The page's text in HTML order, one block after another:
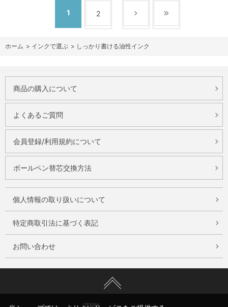
1 2
ホーム > インクで選ぶ > しっかり書ける油性インク
商品の購入について
よくあるご質問
会員登録/利用規約について
ボールペン替芯交換方法
個人情報の取り扱いについて
特定商取引法に基づく表記
お問い合わせ
ZEBRA